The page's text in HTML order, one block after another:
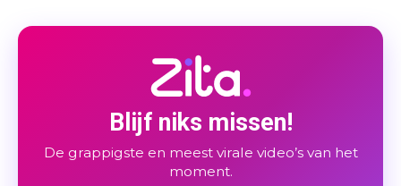
Blijf niks missen!
De grappigste en meest virale video’s van het
moment.